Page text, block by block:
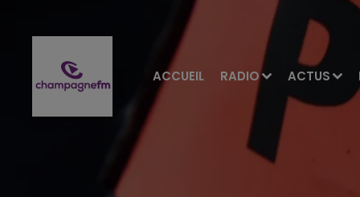
ACCUEIL RADIO ACTUS